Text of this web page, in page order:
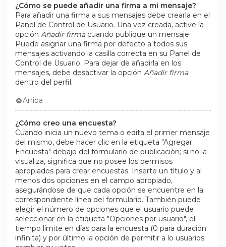
¿Cómo se puede añadir una firma a mi mensaje?
Para añadir una firma a sus mensajes debe crearla en el
Panel de Control de Usuario. Una vez creada, active la
opción Añadir firmacuando publique un mensaje.
Puede asignar una firma por defecto a todos sus
mensajes activando la casilla correcta en su Panel de
Control de Usuario. Para dejar de añadirla en los
mensajes, debe desactivar la opción Añadir firma
dentro del perfil.
Arriba
¿Cómo creo una encuesta?
Cuando inicia un nuevo tema o edita el primer mensaje
del mismo, debe hacer clic en la etiqueta "Agregar
Encuesta" debajo del formulario de publicación; si no la
visualiza, significa que no posee los permisos
apropiados para crear encuestas. Inserte un título y al
menos dos opciones en el campo apropiado,
asegurándose de que cada opción se encuentre en la
correspondiente línea del formulario. También puede
elegir el número de opciones que el usuario puede
seleccionar en la etiqueta "Opciones por usuario", el
tiempo límite en días para la encuesta (0 para duración
infinita) y por último la opción de permitir a lo usuarios